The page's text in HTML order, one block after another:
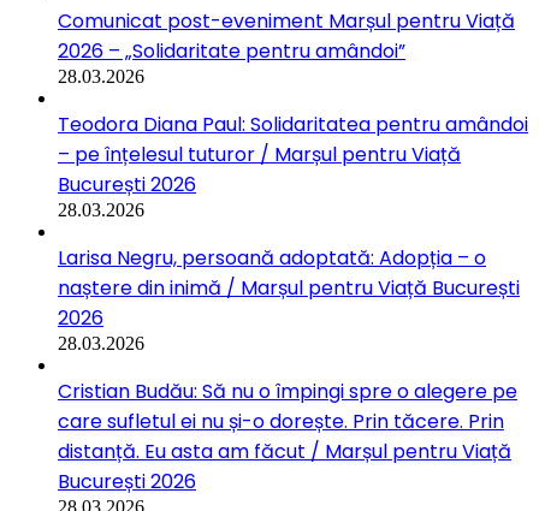
Comunicat post-eveniment Marșul pentru Viață
2026 – „Solidaritate pentru amândoi”
28.03.2026
Teodora Diana Paul: Solidaritatea pentru amândoi
– pe înțelesul tuturor / Marșul pentru Viață
București 2026
28.03.2026
Larisa Negru, persoană adoptată: Adopția – o
naștere din inimă / Marșul pentru Viață București
2026
28.03.2026
Cristian Budău: Să nu o împingi spre o alegere pe
care sufletul ei nu și-o dorește. Prin tăcere. Prin
distanță. Eu asta am făcut / Marșul pentru Viață
București 2026
28.03.2026